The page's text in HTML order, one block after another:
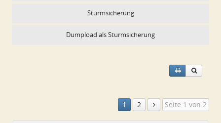
Sturmsicherung
Dumpload als Sturmsicherung
1 2 Seite 1 von 2